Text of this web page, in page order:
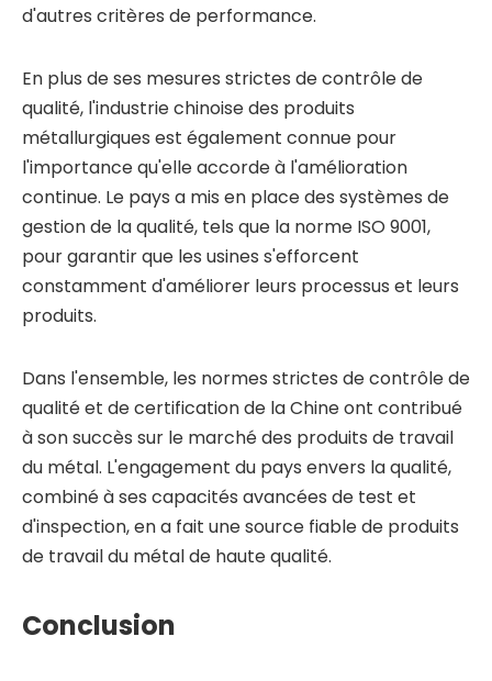
d'autres critères de performance.
En plus de ses mesures strictes de contrôle de
qualité, l'industrie chinoise des produits
métallurgiques est également connue pour
l'importance qu'elle accorde à l'amélioration
continue. Le pays a mis en place des systèmes de
gestion de la qualité, tels que la norme ISO 9001,
pour garantir que les usines s'efforcent
constamment d'améliorer leurs processus et leurs
produits.
Dans l'ensemble, les normes strictes de contrôle de
qualité et de certification de la Chine ont contribué
à son succès sur le marché des produits de travail
du métal. L'engagement du pays envers la qualité,
combiné à ses capacités avancées de test et
d'inspection, en a fait une source fiable de produits
de travail du métal de haute qualité.
Conclusion